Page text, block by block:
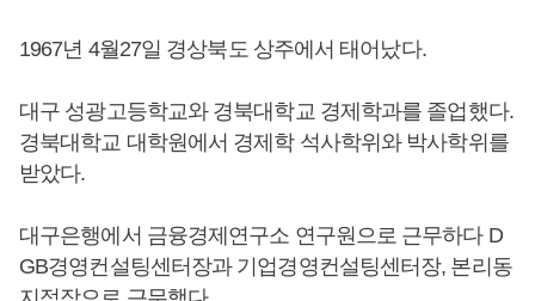
1967년 4월27일 경상북도 상주에서 태어났다.
대구 성광고등학교와 경북대학교 경제학과를 졸업했다.
경북대학교 대학원에서 경제학 석사학위와 박사학위를
받았다.
대구은행에서 금융경제연구소 연구원으로 근무하다 D
GB경영컨설팅센터장과 기업경영컨설팅센터장, 본리동